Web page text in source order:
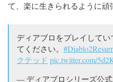
て、楽に生きられるように頑
ディアブロをプレイして
てください。
クテッド pic.twitter.com/
— ディアブロシリーズ公式